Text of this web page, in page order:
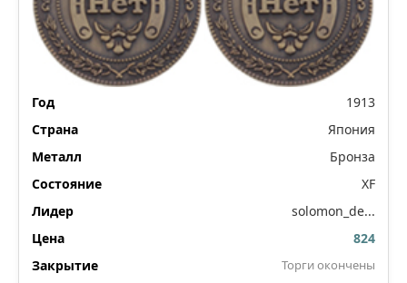
1913
Япония
Бронза
XF
solomon_de...
824
Торги окончены